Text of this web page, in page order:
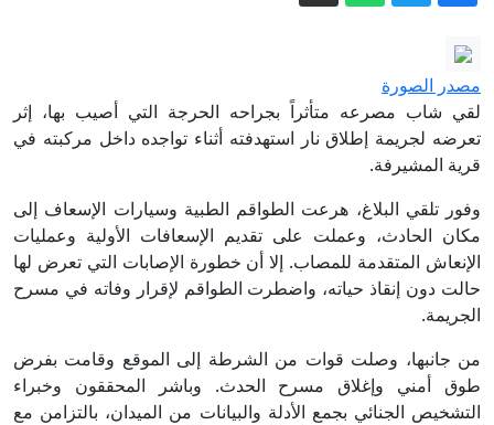
المستوطنين والحرب على غزة
ميدالية ذهبية لجولان عرابي من عرابة في
تنكيل وتعذيب في عرض البحر.. شهادات
ناشطي أسطول غزة تفضح الرواية
الإسرائيلية
أصول روسيا المجمدة.. كيف تمول أوروبا
أوكرانيا دون مصادرة الأموال؟
يعادل البند الخامس للناتو.. ومصر قد تنضم
قريباً
مصدر الصورة
لقي شاب مصرعه متأثراً بجراحه الحرجة التي أصيب بها، إثر
تعرضه لجريمة إطلاق نار استهدفته أثناء تواجده داخل مركبته في
قرية المشيرفة.
وفور تلقي البلاغ، هرعت الطواقم الطبية وسيارات الإسعاف إلى
مكان الحادث، وعملت على تقديم الإسعافات الأولية وعمليات
الإنعاش المتقدمة للمصاب. إلا أن خطورة الإصابات التي تعرض لها
حالت دون إنقاذ حياته، واضطرت الطواقم لإقرار وفاته في مسرح
الجريمة.
من جانبها، وصلت قوات من الشرطة إلى الموقع وقامت بفرض
طوق أمني وإغلاق مسرح الحدث. وباشر المحققون وخبراء
التشخيص الجنائي بجمع الأدلة والبيانات من الميدان، بالتزامن مع